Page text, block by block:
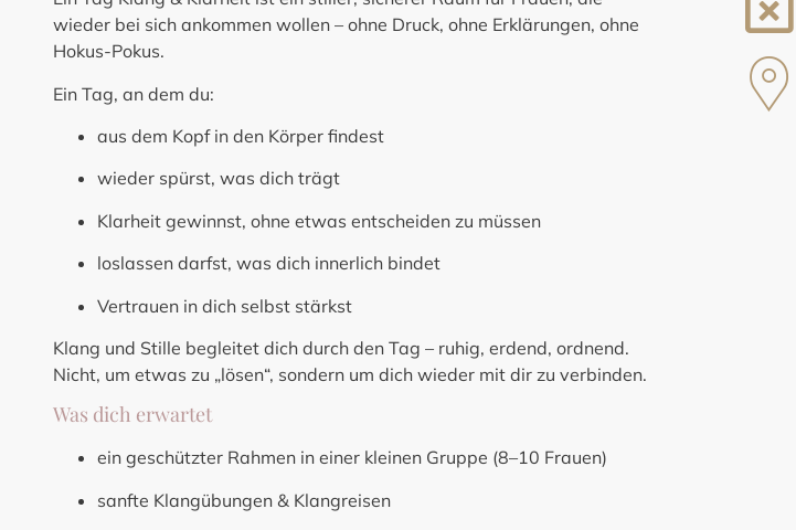
wieder bei sich ankommen wollen – ohne Druck, ohne Erklärungen, ohne
Hokus-Pokus.
Ein Tag, an dem du:
aus dem Kopf in den Körper findest
wieder spürst, was dich trägt
Klarheit gewinnst, ohne etwas entscheiden zu müssen
loslassen darfst, was dich innerlich bindet
Vertrauen in dich selbst stärkst
Klang und Stille begleitet dich durch den Tag – ruhig, erdend, ordnend.
Nicht, um etwas zu „lösen“, sondern um dich wieder mit dir zu verbinden.
Was dich erwartet
ein geschützter Rahmen in einer kleinen Gruppe (8–10 Frauen)
sanfte Klangübungen & Klangreisen